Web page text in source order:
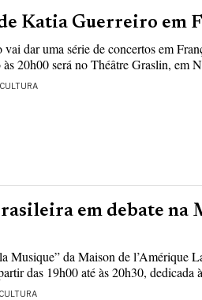
Katia Guerreiro em
dar uma série de concertos em
20h00 será no Théâtre Graslin, em
CULTURA
em debate na
Musique” da Maison de l’Amérique
das 19h00 até às 20h30,
CULTURA